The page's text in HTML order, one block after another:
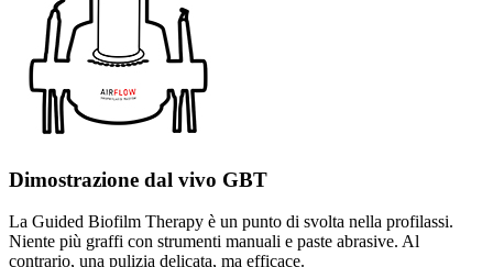
Dimostrazione dal vivo GBT
La Guided Biofilm Therapy è un punto di svolta nella profilassi.
Niente più graffi con strumenti manuali e paste abrasive. Al
contrario, una pulizia delicata, ma efficace.